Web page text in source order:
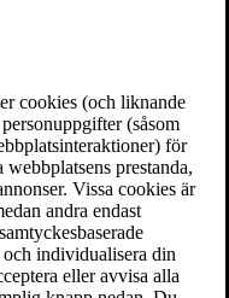
cookies (och liknande
(såsom
för
prestanda,
Vissa cookies är
andra endast
individualisera din
eller avvisa alla